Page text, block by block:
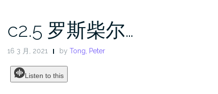
c2.5 罗斯柴尔…
16 3 月, 2021 by Tong, Peter
Listen to this